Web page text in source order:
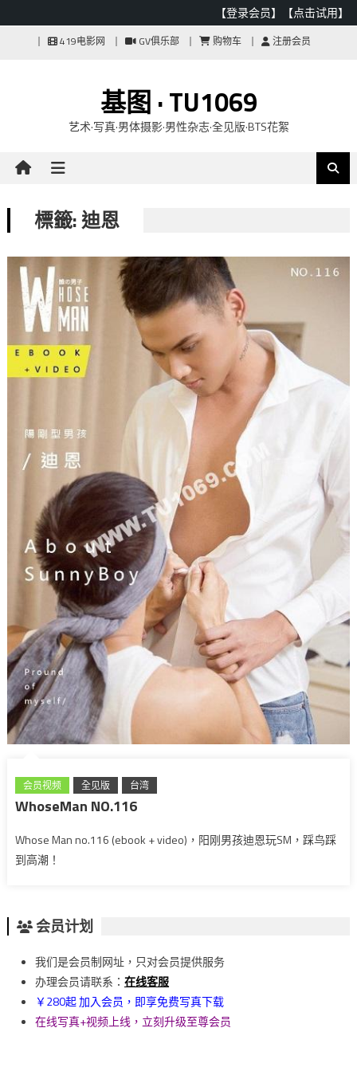
【登录会员】 【点击试用】
419电影网 GV俱乐部 购物车 注册会员
基图 · TU1069
艺术·写真·男体摄影·男性杂志·全见版·BTS花絮
標籤: 迪恩
会员视频 全见版 台湾
WhoseMan NO.116
Whose Man no.116 (ebook + video)，阳刚男孩迪恩玩SM，踩鸟踩
到高潮！
会员计划
我们是会员制网址，只对会员提供服务
办理会员请联系： 在线客服
￥280起 加入会员，即享免费写真下载
在线写真+视频上线，立刻升级至尊会员